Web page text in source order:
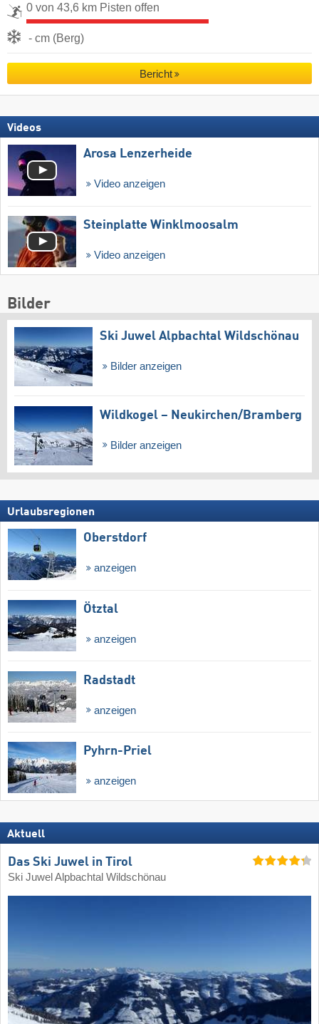
0 von 43,6 km Pisten offen
- cm (Berg)
Bericht
Videos
Arosa Lenzerheide
Video anzeigen
Steinplatte Winklmoosalm
Video anzeigen
Bilder
Ski Juwel Alpbachtal Wildschönau
Bilder anzeigen
Wildkogel – Neukirchen/​Bramberg
Bilder anzeigen
Urlaubsregionen
Oberstdorf
anzeigen
Ötztal
anzeigen
Radstadt
anzeigen
Pyhrn-Priel
anzeigen
Aktuell
Das Ski Juwel in Tirol
Ski Juwel Alpbachtal Wildschönau